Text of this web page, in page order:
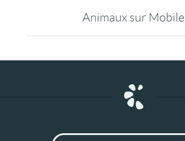
Animaux sur Mobile